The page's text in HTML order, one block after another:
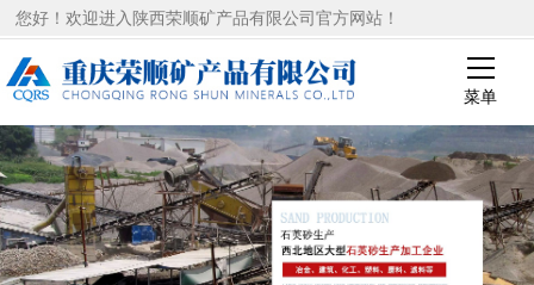
您好！欢迎进入陕西荣顺矿产品有限公司官方网站！
菜单